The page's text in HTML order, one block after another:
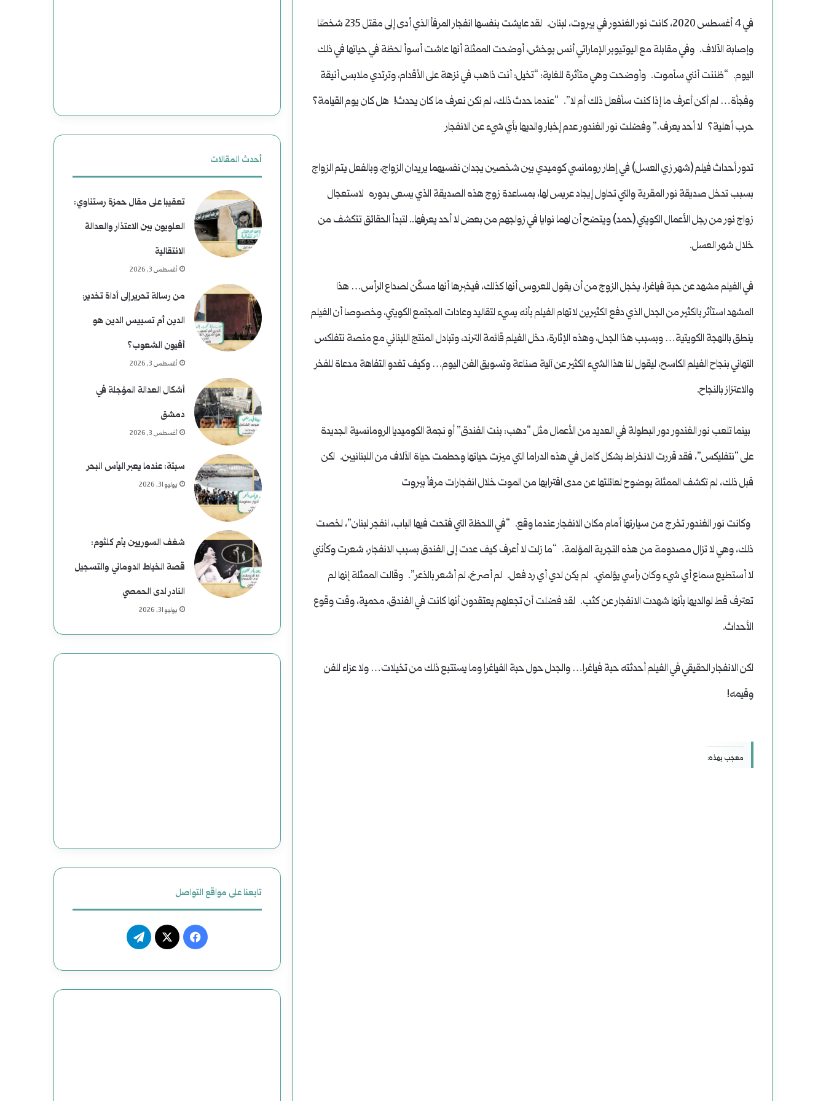
في 4 أغسطس 2020، كانت نور الغندور في بيروت، لبنان. لقد عايشت بنفسها انفجار المرفأ الذي أدى إلى مقتل 235 شخصًا
وإصابة الآلاف. وفي مقابلة مع اليوتيوبر الإماراتي أنس بوخش، أوضحت الممثلة أنها عاشت أسوأ لحظة في حياتها في ذلك
اليوم. “ظننت أنني سأموت. وأوضحت وهي متأثرة للغاية: “تخيل: أنت ذاهب في نزهة على الأقدام، وترتدي ملابس أنيقة
وفجأة… لم أكن أعرف ما إذا كنت سأفعل ذلك أم لا”. “عندما حدث ذلك، لم نكن نعرف ما كان يحدث! هل كان يوم القيامة؟
حرب أهلية؟ لا أحد يعرف.” وفضلت نور الغندور عدم إخبار والديها بأي شيء عن الانفجار
تدور أحداث فيلم (شهر زي العسل) في إطار رومانسي كوميدي بين شخصين يجدان نفسيهما يريدان الزواج، وبالفعل يتم الزواج
بسبب تدخل صديقة نور المقربة والتي تحاول إيجاد عريس لها، بمساعدة زوج هذه الصديقة الذي يسعى بدوره لاستعجال
زواج نور من رجل الأعمال الكويتي (حمد) ويتضح أن لهما نوايا في زواجهم من بعض لا أحد يعرفها.. لتبدأ الحقائق تتكشف من
خلال شهر العسل.
في الفيلم مشهد عن حبة فياغرا، يخجل الزوج من أن يقول للعروس أنها كذلك، فيخبرها أنها مسكّن لصداع الرأس… هذا
المشهد استأثر بالكثير من الجدل الذي دفع الكثيرين لاتهام الفيلم بأنه يسيء لتقاليد وعادات المجتمع الكويتي، وخصوصا أن الفيلم
ينطق باللهجة الكويتية… وبسبب هذا الجدل، وهذه الإثارة، دخل الفيلم قائمة الترند، وتبادل المنتج اللبناني مع منصة نتفلكس
التهاني بنجاح الفيلم الكاسح، ليقول لنا هذا الشيء الكثير عن آلية صناعة وتسويق الفن اليوم… وكيف تغدو التفاهة مدعاة للفخر
والاعتزاز بالنجاح.
بينما تلعب نور الغندور دور البطولة في العديد من الأعمال مثل “دهب: بنت الفندق” أو نجمة الكوميديا ​​الرومانسية الجديدة
على “نتفليكس”، فقد قررت الانخراط بشكل كامل في هذه الدراما التي ميزت حياتها وحطمت حياة الآلاف من اللبنانيين. لكن
قبل ذلك، لم تكشف الممثلة بوضوح لعائلتها عن مدى اقترابها من الموت خلال انفجارات مرفأ بيروت
وكانت نور الغندور تخرج من سيارتها أمام مكان الانفجار عندما وقع. “في اللحظة التي فتحت فيها الباب، انفجر لبنان”، لخصت
ذلك، وهي لا تزال مصدومة من هذه التجربة المؤلمة. “ما زلت لا أعرف كيف عدت إلى الفندق بسبب الانفجار، شعرت وكأنني
لا أستطيع سماع أي شيء وكان رأسي يؤلمني. لم يكن لدي أي رد فعل. لم أصرخ، لم أشعر بالذعر”. وقالت الممثلة إنها لم
تعترف قط لوالديها بأنها شهدت الانفجار عن كثب. لقد فضلت أن تجعلهم يعتقدون أنها كانت في الفندق، محمية، وقت وقوع
الأحداث.
لكن الانفجار الحقيقي في الفيلم أحدثته حبة فياغرا… والجدل حول حبة الفياغرا وما يستتبع ذلك من تخيلات… ولا عزاء للفن
وقيمه!
معجب بهذه:
أحدث المقالات
تعقيبا على مقال حمزة رستناوي:
العلويون بين الاعتذار والعدالة
الانتقالية
أغسطس 3, 2026
من رسالة تحرير إلى أداة تخدير:
الدين أم تسييس الدين هو
أفيون الشعوب؟
أغسطس 3, 2026
أشكال العدالة المؤجلة في
دمشق
أغسطس 3, 2026
سبتة: عندما يعبر اليأس البحر
يوليو 31, 2026
شغف السوريين بأم كلثوم:
قصة الخياط الدوماني والتسجيل
النادر لدى الحمصي
يوليو 31, 2026
تابعنا على مواقع التواصل
فيسبوك
‫X تيلقرام